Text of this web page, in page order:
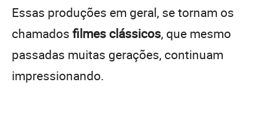
Essas produções em geral, se tornam os
chamados filmes clássicos, que mesmo
passadas muitas gerações, continuam
impressionando.